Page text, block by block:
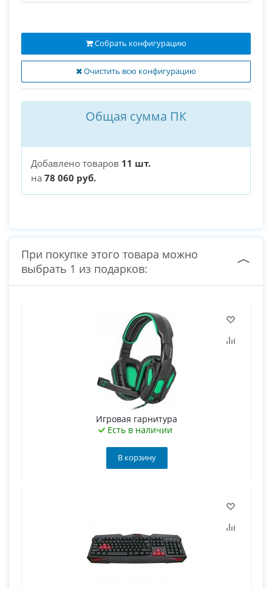
Очистить всю конфигурацию
Собрать конфигурацию
Общая сумма ПК
Добавлено товаров 11 шт.
на 78 060 руб.
При покупке этого товара можно
выбрать 1 из подарков:
Игровая гарнитура
Есть в наличии
В корзину